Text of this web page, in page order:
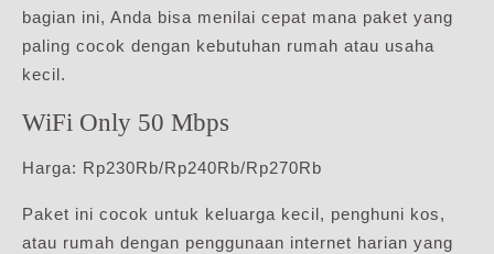
bagian ini, Anda bisa menilai cepat mana paket yang
paling cocok dengan kebutuhan rumah atau usaha
kecil.
WiFi Only 50 Mbps
Harga: Rp230Rb/Rp240Rb/Rp270Rb
Paket ini cocok untuk keluarga kecil, penghuni kos,
atau rumah dengan penggunaan internet harian yang